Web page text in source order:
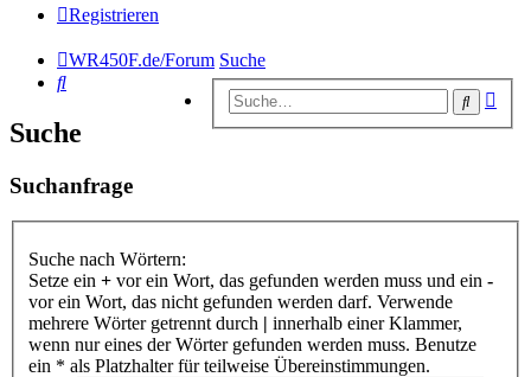
Registrieren
WR450F.de/Forum Suche
Suche
Suche
Suche
Suchanfrage
Suche nach Wörtern:
Setze ein + vor ein Wort, das gefunden werden muss und ein -
vor ein Wort, das nicht gefunden werden darf. Verwende
mehrere Wörter getrennt durch | innerhalb einer Klammer,
wenn nur eines der Wörter gefunden werden muss. Benutze
ein * als Platzhalter für teilweise Übereinstimmungen.